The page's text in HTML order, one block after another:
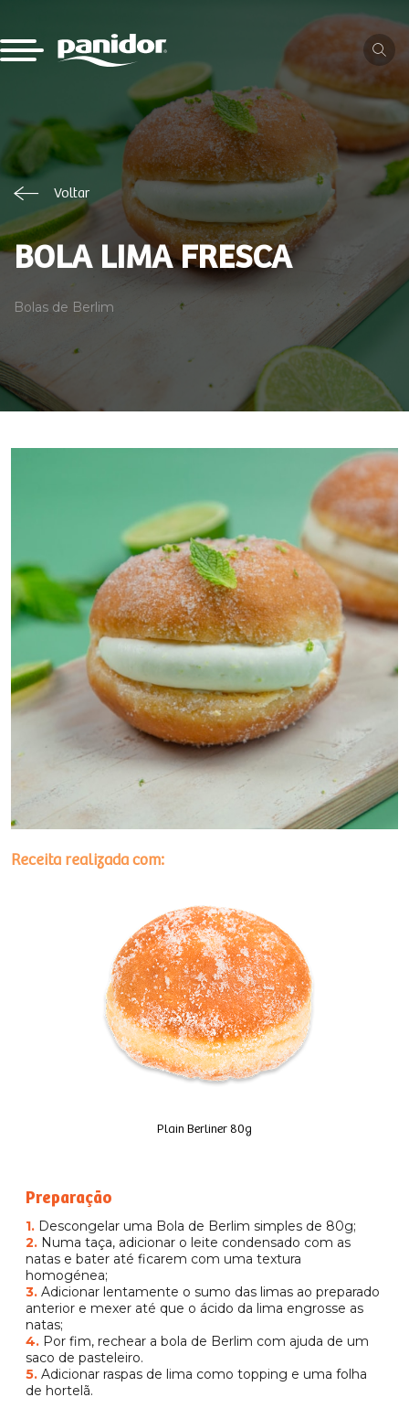
Voltar
BOLA LIMA FRESCA
Bolas de Berlim
Receita realizada com:
Plain Berliner 80g
Preparação
1. Descongelar uma Bola de Berlim simples de 80g;
2. Numa taça, adicionar o leite condensado com as
natas e bater até ficarem com uma textura
homogénea;
3. Adicionar lentamente o sumo das limas ao preparado
anterior e mexer até que o ácido da lima engrosse as
natas;
4. Por fim, rechear a bola de Berlim com ajuda de um
saco de pasteleiro.
5. Adicionar raspas de lima como topping e uma folha
de hortelã.